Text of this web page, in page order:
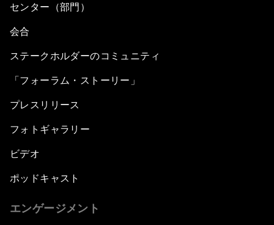
センター（部門）
会合
ステークホルダーのコミュニティ
「フォーラム・ストーリー」
プレスリリース
フォトギャラリー
ビデオ
ポッドキャスト
エンゲージメント